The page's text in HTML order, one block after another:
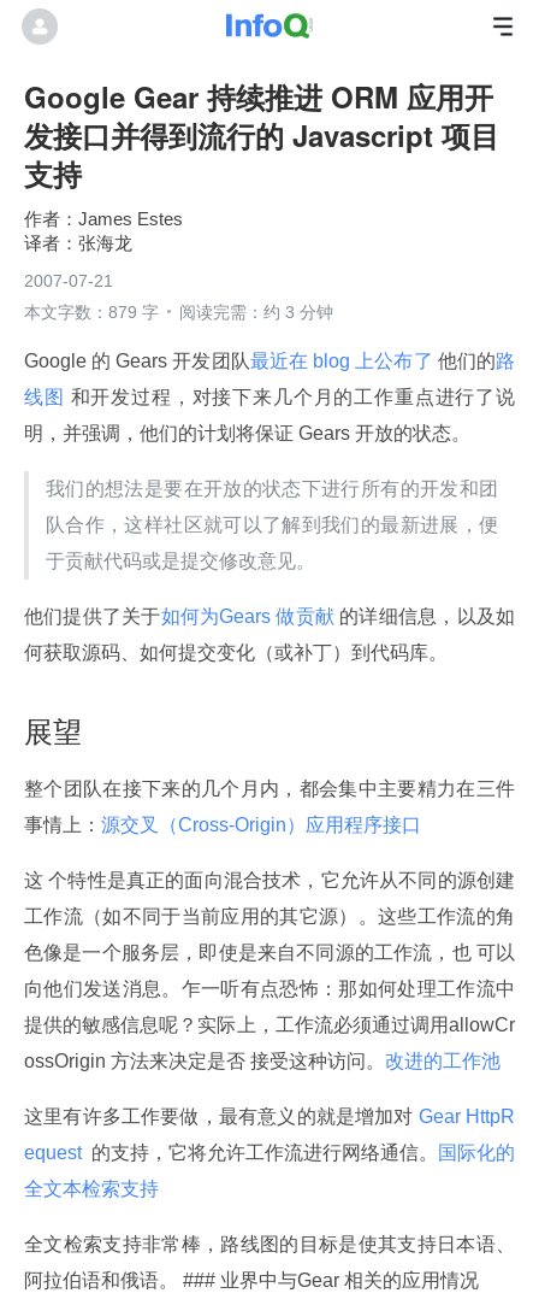
Google Gear 持续推进 ORM 应用开
发接口并得到流行的 Javascript 项目
支持
James Estes
张海龙
2007-07-21
本文字数：879 字
阅读完需：约 3 分钟
Google 的 Gears 开发团队最近在 blog 上公布了 他们的路
线图 和开发过程，对接下来几个月的工作重点进行了说
明，并强调，他们的计划将保证 Gears 开放的状态。
我们的想法是要在开放的状态下进行所有的开发和团
队合作，这样社区就可以了解到我们的最新进展，便
于贡献代码或是提交修改意见。
他们提供了关于如何为Gears 做贡献 的详细信息，以及如
何获取源码、如何提交变化（或补丁）到代码库。
展望
整个团队在接下来的几个月内，都会集中主要精力在三件
事情上： 源交叉（Cross-Origin）应用程序接口
这 个特性是真正的面向混合技术，它允许从不同的源创建
工作流（如不同于当前应用的其它源）。这些工作流的角
色像是一个服务层，即使是来自不同源的工作流，也 可以
向他们发送消息。乍一听有点恐怖：那如何处理工作流中
提供的敏感信息呢？实际上，工作流必须通过调用allowCr
ossOrigin 方法来决定是否 接受这种访问。 改进的工作池
这里有许多工作要做，最有意义的就是增加对 Gear HttpR
equest 的支持，它将允许工作流进行网络通信。
国际化的
全文本检索支持
全文检索支持非常棒，路线图的目标是使其支持日本语、
阿拉伯语和俄语。 ### 业界中与Gear 相关的应用情况